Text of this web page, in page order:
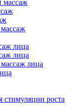
массаж
лица
лица
лица
роста